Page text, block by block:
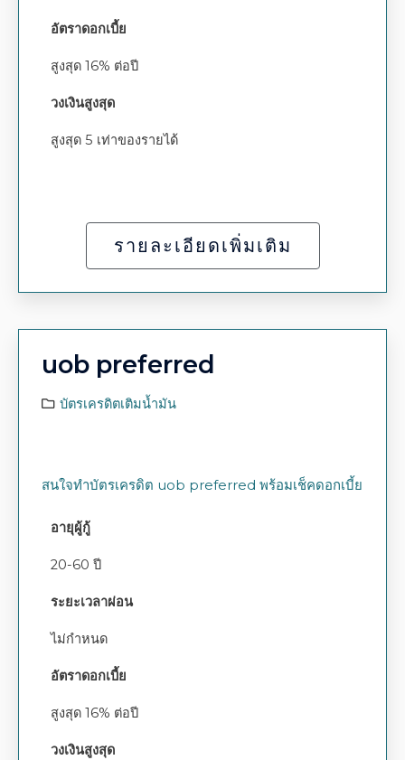
อัตราดอกเบี้ย
สูงสุด 16% ต่อปี
วงเงินสูงสุด
สูงสุด 5 เท่าของรายได้
รายละเอียดเพิ่มเติม
uob preferred
บัตรเครดิตเติมน้ำมัน
สนใจทำบัตรเครดิต uob preferred พร้อมเช็คดอกเบี้ย
อายุผู้กู้
20-60 ปี
ระยะเวลาผ่อน
ไม่กำหนด
อัตราดอกเบี้ย
สูงสุด 16% ต่อปี
วงเงินสูงสุด